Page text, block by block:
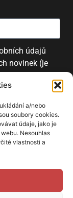
a/nebo
soubory cookies.
údaje, jako je
Nesouhlas
vlastnosti a
údajů
novinek (je